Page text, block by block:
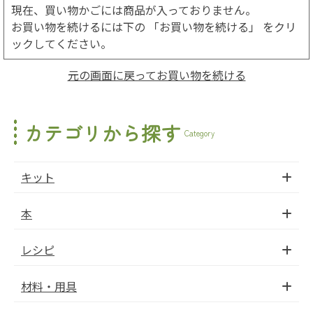
現在、買い物かごには商品が入っておりません。
お買い物を続けるには下の 「お買い物を続ける」 をクリ
ックしてください。
元の画面に戻ってお買い物を続ける
カテゴリから探す Category
キット
本
レシピ
材料・用具